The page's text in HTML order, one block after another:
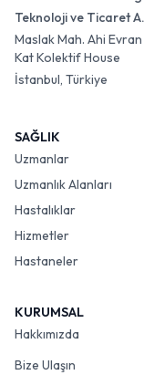
Teknoloji ve Ticaret
Maslak Mah. Ahi
Kat Kolektif House
İstanbul, Türkiye
SAĞLIK
Uzmanlar
Uzmanlık Alanları
Hastalıklar
Hizmetler
Hastaneler
KURUMSAL
Hakkımızda
Bize Ulaşın